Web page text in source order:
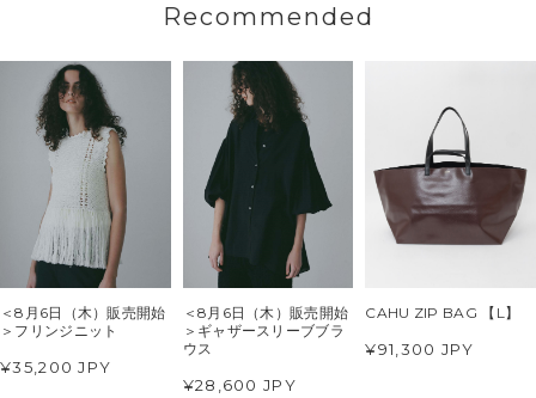
Recommended
＜8月6日（木）販売開始
＞フリンジニット
¥35,200 JPY
＜8月6日（木）販売開始
＞ギャザースリーブブラ
ウス
¥28,600 JPY
CAHU ZIP BAG 【L】
¥91,300 JPY